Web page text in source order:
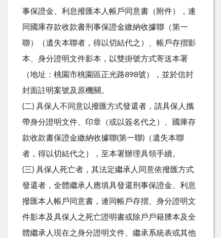
事保證金、利息撥匯本人帳戶同意書（附件），連
同國庫存款收款書刑事保證金繳納收據聯（第一
聯）（遺失本聯者，得以切結代之）、帳戶存摺影
本、身分證明文件影本，以雙掛號方式寄送本署
（地址：桃園市桃園區正光路898號），並於信封
封面註明案號及原機關。
(二) 具保人不同意以撥匯方式發還者，請具保人攜
帶身分證明文件、印章（或以簽名代之）、國庫存
款收款書保證金繳納收據聯(第一聯)（遺失本聯
者，得以切結代之），至本署辦理具領手續。
(三) 具保人死亡者，其法定繼承人同意依撥匯方式
發還者，全體繼承人應填具發還刑事保證金、利息
撥匯本人帳戶同意書，連同帳戶存摺、身分證明文
件影本及具保人之死亡證明書或除戶戶籍謄本及全
體繼承人現在之身分證明文件、繼承系統表或其他